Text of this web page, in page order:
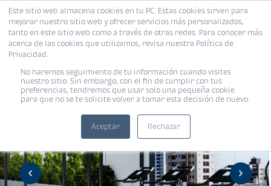
Este sitio web almacena cookies en tu PC. Estas cookies sirven para
mejorar nuestro sitio web y ofrecer servicios más personalizados,
tanto en este sitio web como a través de otras redes. Para conocer más
acerca de las cookies que utilizamos, revisa nuestra Política de
Privacidad.
No haremos seguimiento de tu información cuando visites
nuestro sitio. Sin embargo, con el fin de cumplir con tus
preferencias, tendremos que usar solo una pequeña cookie
para que no se te solicite volver a tomar esta decisión de nuevo.
Aceptar Rechazar